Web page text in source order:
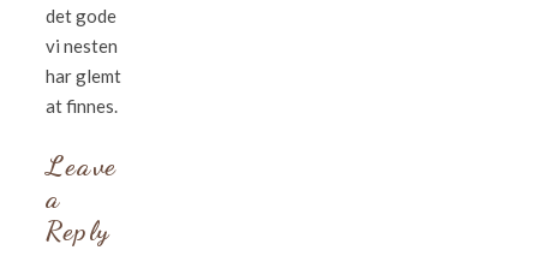
det gode
vi nesten
har glemt
at finnes.
Leave
a
Reply